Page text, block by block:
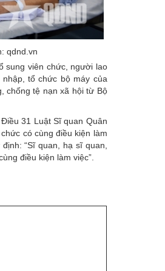
qdnd.vn
sung viên chức, người lao
tổ chức bộ máy của
chống tệ nạn xã hội từ Bộ
31 Luật Sĩ quan Quân
có cùng điều kiện làm
“Sĩ quan, hạ sĩ quan,
điều kiện làm việc”.